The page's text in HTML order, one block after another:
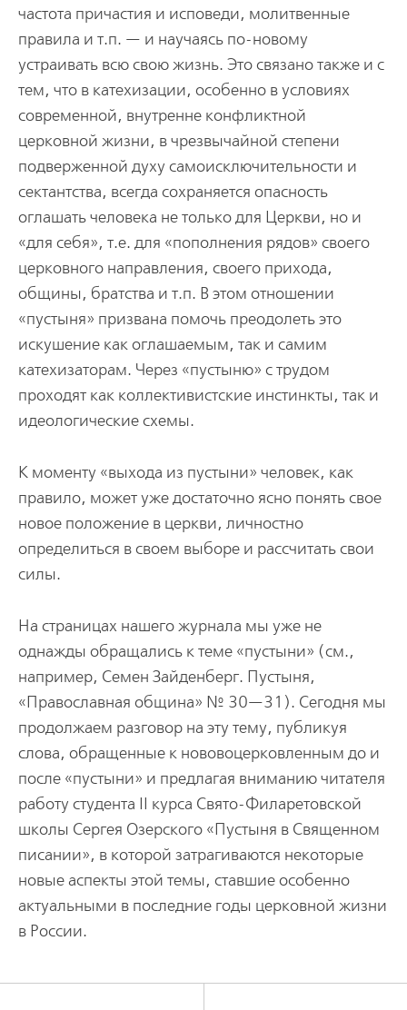
частота причастия и исповеди, молитвенные
правила и т.п. — и научаясь по-новому
устраивать всю свою жизнь. Это связано также и с
тем, что в катехизации, особенно в условиях
современной, внутренне конфликтной
церковной жизни, в чрезвычайной степени
подверженной духу самоисключительности и
сектантства, всегда сохраняется опасность
оглашать человека не только для Церкви, но и
«для себя», т.е. для «пополнения рядов» своего
церковного направления, своего прихода,
общины, братства и т.п. В этом отноше­нии
«пустыня» призвана помочь преодолеть это
искушение как оглашаемым, так и самим
катехизаторам. Через «пустыню» с трудом
проходят как коллективистские инстинкты, так и
идеологические схемы.
К моменту «выхода из пустыни» человек, как
правило, может уже достаточно ясно понять свое
новое положение в церкви, личностно
определиться в своем выборе и рассчитать свои
силы.
На страницах нашего журнала мы уже не
однажды обращались к теме «пустыни» (см.,
например, Семен Зайденберг. Пустыня,
«Православная община» № 30—31). Сегодня мы
продолжаем разговор на эту тему, публикуя
слова, обращенные к нововоцерковленным до и
после «пустыни» и предлагая вниманию читателя
работу студента II курса Свято-Филаретовской
школы Сергея Озерского «Пустыня в Священном
писании», в которой затрагиваются некоторые
новые аспекты этой темы, ставшие особенно
актуальными в последние годы церковной жизни
в России.